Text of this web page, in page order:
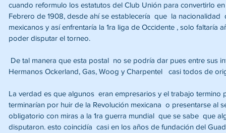
cuando reformulo los estatutos del Club Unión para convertirlo
Febrero de 1908, desde ahí se establecería  que  la nacionalidad
mexicanos y así enfrentaría la 1ra liga de Occidente , solo faltaría
poder disputar el torneo.
Hermanos Ockerland, Gas, Woog y Charpentel   casi todos de
La verdad es que algunos  eran empresarios y el trabajo
terminarían por huir de la Revolución mexicana  o presentarse al
obligatorio con miras a la 1ra guerra mundial  que se sabe  que
disputaron. esto coincidía  casi en los años de fundación del